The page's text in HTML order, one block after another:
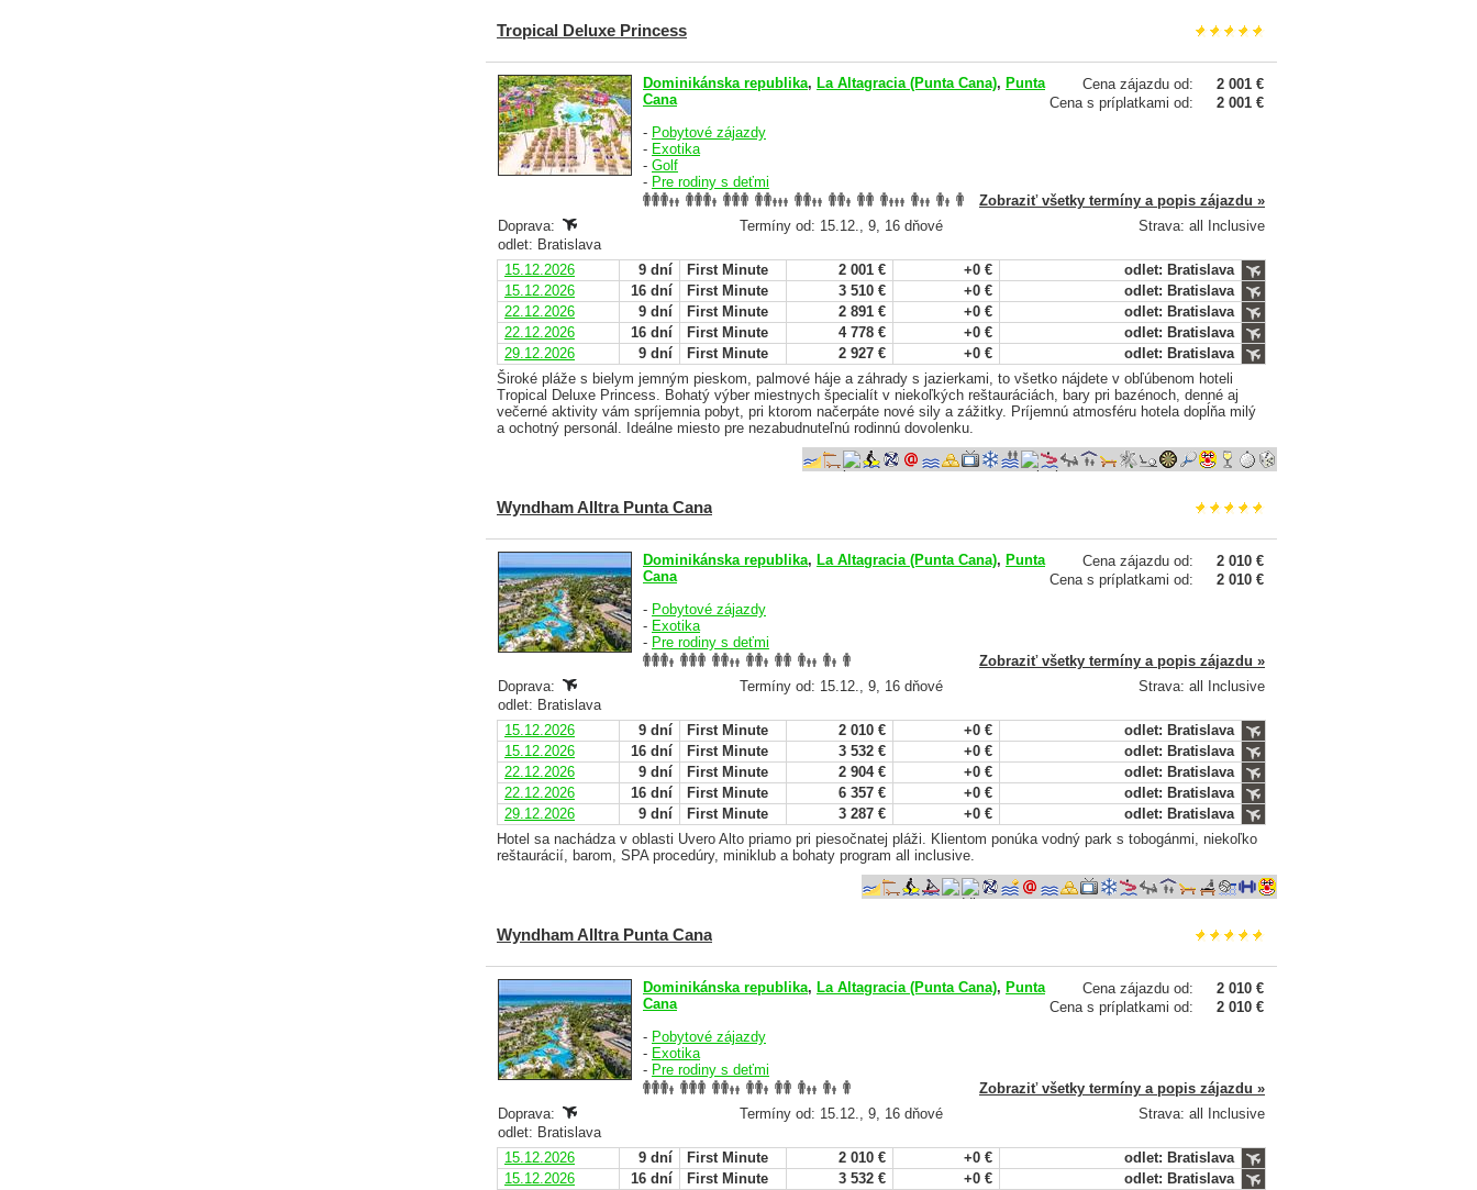
Tropical Deluxe Princess
Cena zájazdu od:
2 001 €
Cena s príplatkami od:
2 001 €
Dominikánska republika, La Altagracia (Punta Cana), Punta
Cana
- Pobytové zájazdy
- Exotika
- Golf
- Pre rodiny s deťmi
Zobraziť všetky termíny a popis zájazdu »
Doprava:
Termíny od: 15.12., 9, 16 dňové
Strava: all Inclusive
odlet: Bratislava
15.12.2026
9 dní First Minute 2 001 € +0 €
odlet: Bratislava
15.12.2026
16 dní First Minute 3 510 € +0 €
odlet: Bratislava
22.12.2026
9 dní First Minute 2 891 € +0 €
odlet: Bratislava
22.12.2026
16 dní First Minute 4 778 € +0 €
odlet: Bratislava
29.12.2026
9 dní First Minute 2 927 € +0 €
odlet: Bratislava
Široké pláže s bielym jemným pieskom, palmové háje a záhrady s jazierkami, to všetko nájdete v obľúbenom hoteli
Tropical Deluxe Princess. Bohatý výber miestnych špecialít v niekoľkých reštauráciách, bary pri bazénoch, denné aj
večerné aktivity vám spríjemnia pobyt, pri ktorom načerpáte nové sily a zážitky. Príjemnú atmosféru hotela dopĺňa milý
a ochotný personál. Ideálne miesto pre nezabudnuteľnú rodinnú dovolenku.
Wyndham Alltra Punta Cana
Cena zájazdu od:
2 010 €
Cena s príplatkami od:
2 010 €
Dominikánska republika, La Altagracia (Punta Cana), Punta
Cana
- Pobytové zájazdy
- Exotika
- Pre rodiny s deťmi
Zobraziť všetky termíny a popis zájazdu »
Doprava:
Termíny od: 15.12., 9, 16 dňové
Strava: all Inclusive
odlet: Bratislava
15.12.2026
9 dní First Minute 2 010 € +0 €
odlet: Bratislava
15.12.2026
16 dní First Minute 3 532 € +0 €
odlet: Bratislava
22.12.2026
9 dní First Minute 2 904 € +0 €
odlet: Bratislava
22.12.2026
16 dní First Minute 6 357 € +0 €
odlet: Bratislava
29.12.2026
9 dní First Minute 3 287 € +0 €
odlet: Bratislava
Hotel sa nachádza v oblasti Uvero Alto priamo pri piesočnatej pláži. Klientom ponúka vodný park s tobogánmi, niekoľko
reštaurácií, barom, SPA procedúry, miniklub a bohaty program all inclusive.
Wyndham Alltra Punta Cana
Cena zájazdu od:
2 010 €
Cena s príplatkami od:
2 010 €
Dominikánska republika, La Altagracia (Punta Cana), Punta
Cana
- Pobytové zájazdy
- Exotika
- Pre rodiny s deťmi
Zobraziť všetky termíny a popis zájazdu »
Doprava:
Termíny od: 15.12., 9, 16 dňové
Strava: all Inclusive
odlet: Bratislava
15.12.2026
9 dní First Minute 2 010 € +0 €
odlet: Bratislava
15.12.2026
16 dní First Minute 3 532 € +0 € odlet: Bratislava